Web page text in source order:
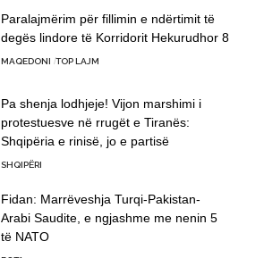
Paralajmërim për fillimin e ndërtimit të
degës lindore të Korridorit Hekurudhor 8
MAQEDONI TOP LAJM
Pa shenja lodhjeje! Vijon marshimi i
protestuesve në rrugët e Tiranës:
Shqipëria e rinisë, jo e partisë
SHQIPËRI
Fidan: Marrëveshja Turqi-Pakistan-
Arabi Saudite, e ngjashme me nenin 5
të NATO